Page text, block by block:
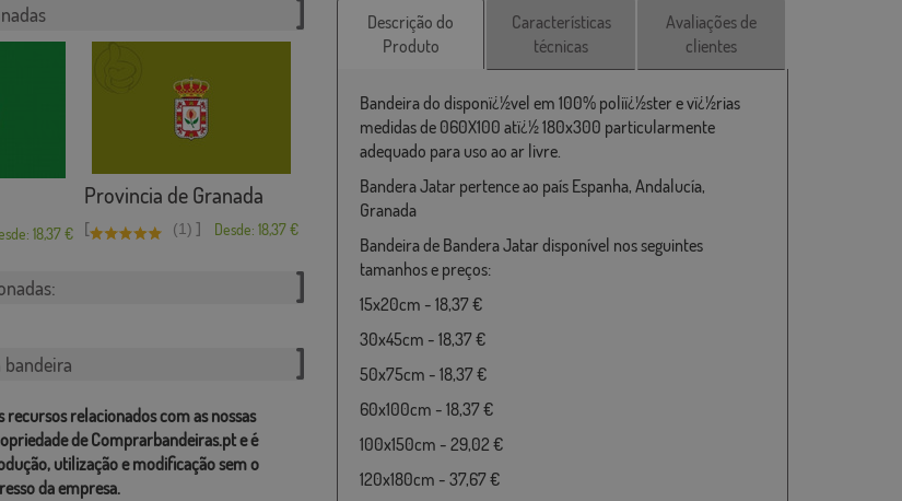
18,37 €
Provincia de Granada
[ (1) ] Desde: 18,37 €
recursos relacionados com as nossas
de Comprarbandeiras.pt e é
utilização e modificação sem o
da empresa.
Descrição do
Produto
Características
técnicas
Avaliações de
clientes
Bandeira do disponï¿½vel em 100% poliï¿½ster e vï¿½rias
medidas de 060X100 atï¿½ 180x300 particularmente
adequado para uso ao ar livre.
Bandera Jatar pertence ao país Espanha, Andalucía,
Granada
Bandeira de Bandera Jatar disponível nos seguintes
tamanhos e preços:
15x20cm - 18,37 €
30x45cm - 18,37 €
50x75cm - 18,37 €
60x100cm - 18,37 €
100x150cm - 29,02 €
120x180cm - 37,67 €